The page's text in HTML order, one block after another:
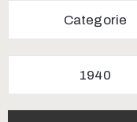
Categorie
1940